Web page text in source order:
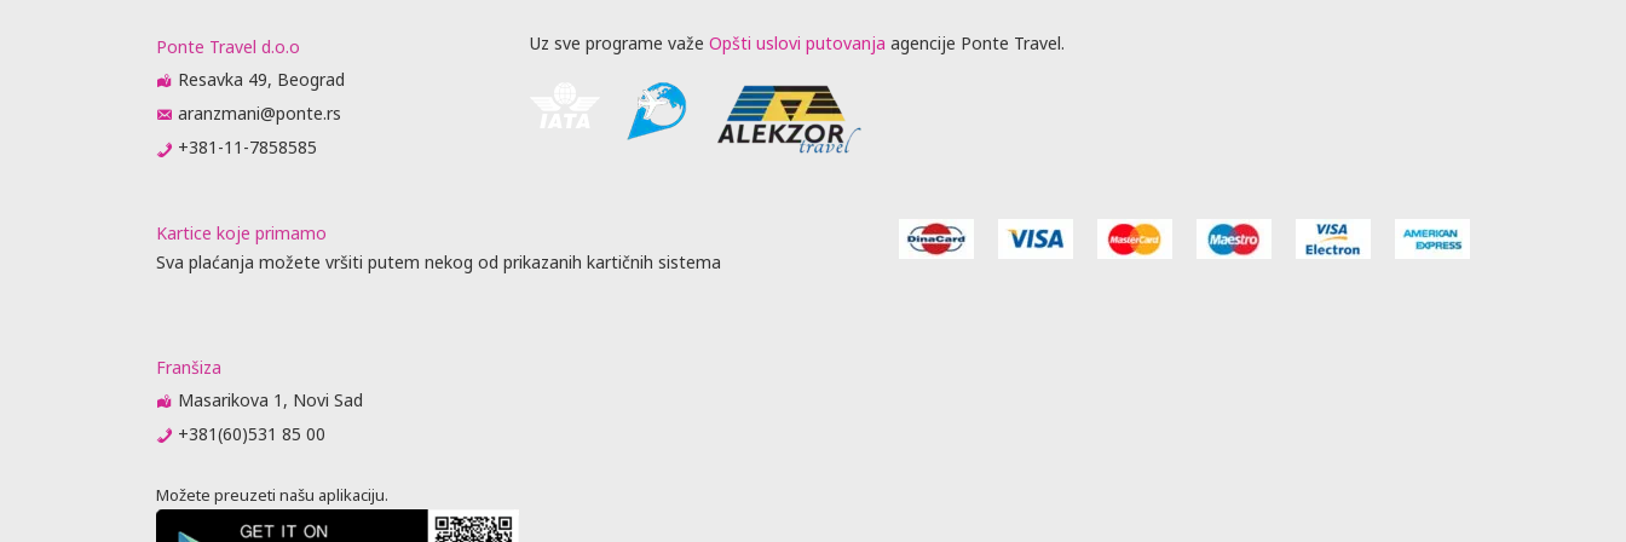
Ponte Travel d.o.o
Resavka 49, Beograd
aranzmani@ponte.rs
+381-11-7858585
Uz sve programe važe Opšti uslovi putovanja agencije Ponte Travel.
Kartice koje primamo
Sva plaćanja možete vršiti putem nekog od prikazanih kartičnih sistema
Franšiza
Masarikova 1, Novi Sad
+381(60)531 85 00
Možete preuzeti našu aplikaciju.